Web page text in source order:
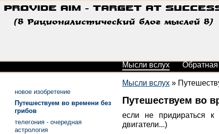
Мысли вслух Обратная
Мысли вслух »
Путешествуем во
если не придираться к
двигатели...)
новое изобретение
Путешествуем во времени без
грибов
телегония - очередная
астрология